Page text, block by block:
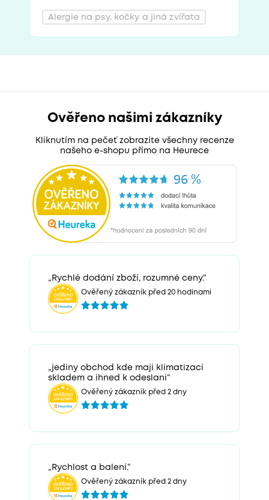
Alergie na psy, kočky a jiná zvířata
Ověřeno našimi zákazníky
Kliknutím na pečeť zobrazíte všechny recenze
našeho e-shopu přímo na Heurece
„Rychlé dodání zboží, rozumné ceny.“
Ověřený zákazník před 20 hodinami
„jediny obchod kde maji klimatizaci
skladem a ihned k odeslani“
Ověřený zákazník před 2 dny
„Rychlost a balení.“
Ověřený zákazník před 2 dny